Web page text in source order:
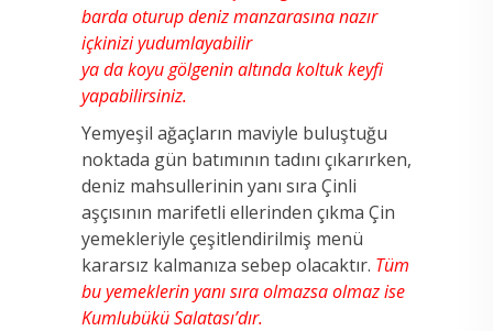
barda oturup deniz manzarasına nazır
içkinizi yudumlayabilir
ya da koyu gölgenin altında koltuk keyfi
yapabilirsiniz.
Yemyeşil ağaçların maviyle buluştuğu
noktada gün batımının tadını çıkarırken,
deniz mahsullerinin yanı sıra Çinli
aşçısının marifetli ellerinden çıkma Çin
yemekleriyle çeşitlendirilmiş menü
kararsız kalmanıza sebep olacaktır. Tüm
bu yemeklerin yanı sıra olmazsa olmaz ise
Kumlubükü Salatası’dır.